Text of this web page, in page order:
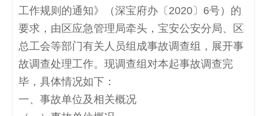
工作规则的通知》（深宝府办〔 2020 〕 6号）的
要求，由区应急管理局牵头，宝安公安分局、区
总工会等部门有关人员组成事故调查组，展开事
故调查处理工作。现调查组对本起事故调查完
毕，具体情况如下：
一、事故单位及相关概况